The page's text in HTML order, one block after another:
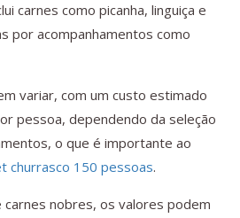
carnes como picanha, linguiça e
por acompanhamentos como
variar, com um custo estimado
pessoa, dependendo da seleção
o que é importante ao
churrasco 150 pessoas.
nobres, os valores podem